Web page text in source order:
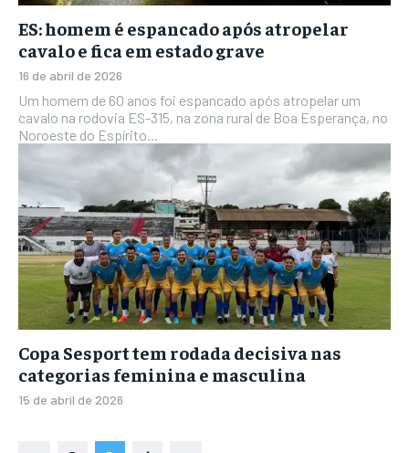
ES: homem é espancado após atropelar
cavalo e fica em estado grave
16 de abril de 2026
Um homem de 60 anos foi espancado após atropelar um
cavalo na rodovia ES-315, na zona rural de Boa Esperança, no
Noroeste do Espírito...
Copa Sesport tem rodada decisiva nas
categorias feminina e masculina
15 de abril de 2026